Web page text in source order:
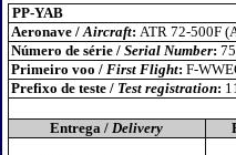
PP-YAB
Aeronave /Aircraft: ATR 72-500F
Número de série / Serial Number:
Primeiro voo / First Flight: F-
Prefixo de teste /Test registration:
Entrega / Delivery